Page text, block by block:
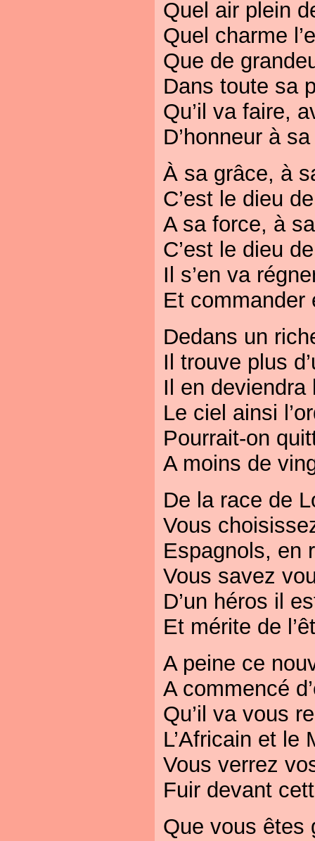
Quel air plein
Quel charme
Que de
Dans toute sa
Qu’il va faire,
D’honneur à
À sa grâce, à
C’est le dieu
A sa force, à
C’est le dieu
Il s’en va
Et commander
Dedans un
Il trouve plus
Il en deviendra
Le ciel ainsi
Pourrait-on
A moins de
De la race de
Vous
Espagnols, en
Vous savez
D’un héros il
Et mérite de
A peine ce
A commencé
Qu’il va vous
L’Africain et le
Vous verrez
Fuir devant
Que vous êtes